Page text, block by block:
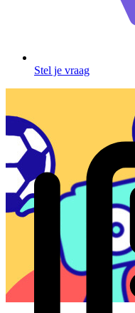
Stel je vraag